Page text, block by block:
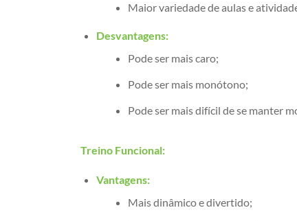
Maior variedade de aulas e
Desvantagens:
Pode ser mais caro;
Pode ser mais monótono;
Pode ser mais difícil de se manter
Treino Funcional:
Vantagens:
Mais dinâmico e divertido;